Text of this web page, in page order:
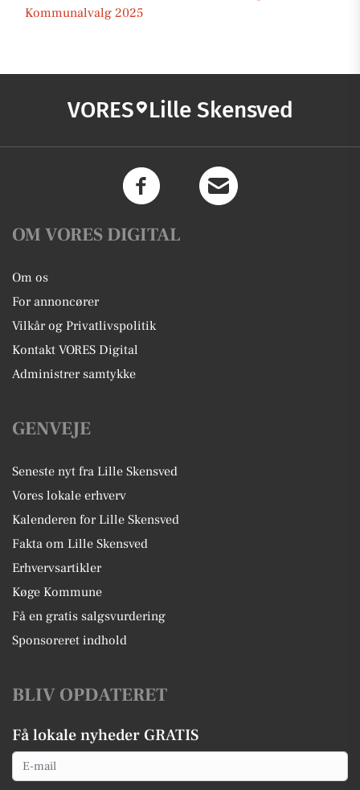
Kommunalvalg 2025
VORES Lille Skensved
OM VORES DIGITAL
Om os
For annoncører
Vilkår og Privatlivspolitik
Kontakt VORES Digital
Administrer samtykke
GENVEJE
Seneste nyt fra Lille Skensved
Vores lokale erhverv
Kalenderen for Lille Skensved
Fakta om Lille Skensved
Erhvervsartikler
Køge Kommune
Få en gratis salgsvurdering
Sponsoreret indhold
BLIV OPDATERET
Få lokale nyheder GRATIS
Email